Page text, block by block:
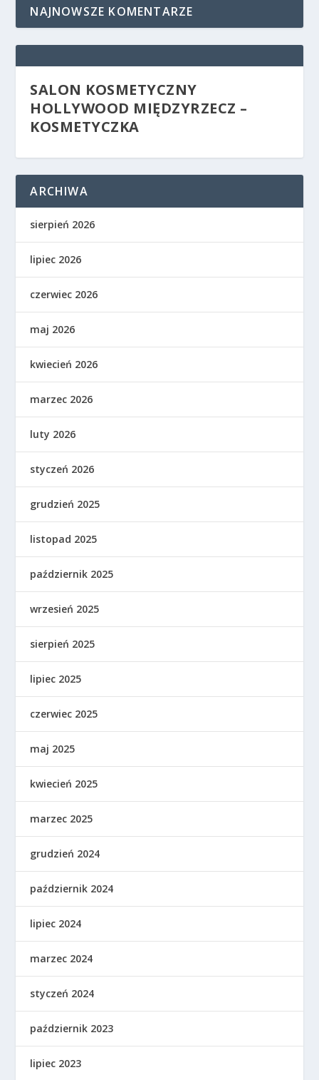
NAJNOWSZE KOMENTARZE
SALON KOSMETYCZNY
HOLLYWOOD MIĘDZYRZECZ –
KOSMETYCZKA
ARCHIWA
sierpień 2026
lipiec 2026
czerwiec 2026
maj 2026
kwiecień 2026
marzec 2026
luty 2026
styczeń 2026
grudzień 2025
listopad 2025
październik 2025
wrzesień 2025
sierpień 2025
lipiec 2025
czerwiec 2025
maj 2025
kwiecień 2025
marzec 2025
grudzień 2024
październik 2024
lipiec 2024
marzec 2024
styczeń 2024
październik 2023
lipiec 2023